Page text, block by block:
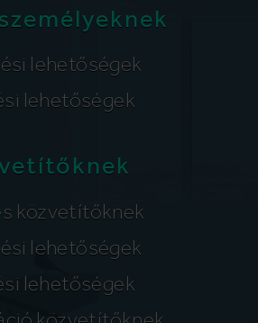
lehetőségek
lehetőségek
közvetítőknek
lehetőségek
lehetőségek